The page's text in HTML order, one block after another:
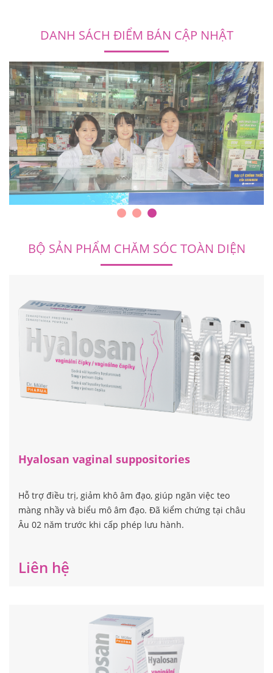
DANH SÁCH ĐIỂM BÁN CẬP NHẬT
BỘ SẢN PHẨM CHĂM SÓC TOÀN DIỆN
Hyalosan vaginal suppositories
Hỗ trợ điều trị, giảm khô âm đạo, giúp ngăn việc teo
màng nhầy và biểu mô âm đạo. Đã kiểm chứng tại châu
Âu 02 năm trước khi cấp phép lưu hành.
Liên hệ